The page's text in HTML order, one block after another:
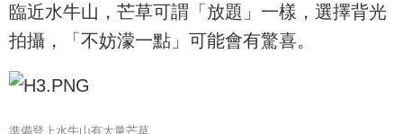
臨近水牛山，芒草可謂「放題」一樣，選擇背光
拍攝，「不妨濛一點」可能會有驚喜。
準備登上水牛山有大量芒草